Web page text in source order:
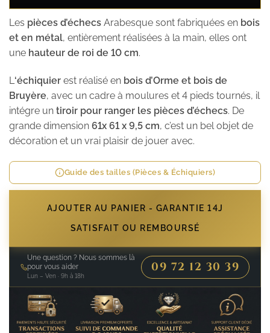
Les pièces d’échecs Arabesque sont fabriquées en bois
et en métal, entièrement réalisées à la main, elles ont
une hauteur de roi de 10 cm.
L‘échiquier est réalisé en bois d’Orme et bois de
Bruyère, avec un cadre à moulures et 4 pieds tournés, il
intégre un tiroir pour ranger les pièces d’échecs. De
grande dimension 61x 61 x 9,5 cm, c’est un bel objet de
décoration et un vrai plaisir de jouer avec.
Guide des tailles (Pièces & Échiquiers)
AJOUTER AU PANIER - GARANTIE 14J
SATISFAIT OU REMBOURSÉ
Une question ? Nous sommes là
pour vous aider
Lun – Ven · 9h à 18h
09 72 12 30 39